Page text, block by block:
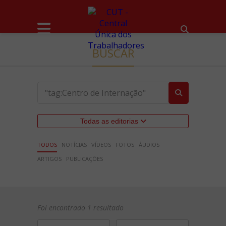
BUSCAR
Todas as editorias
TODOS NOTÍCIAS VÍDEOS FOTOS ÁUDIOS
ARTIGOS
PUBLICAÇÕES
Foi encontrado 1 resultado